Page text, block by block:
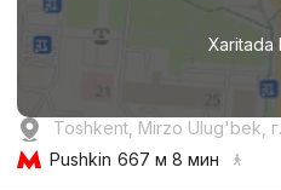
Xaritada
Toshkent, Mirzo Ulug'bek,
Pushkin 667 м 8 мин